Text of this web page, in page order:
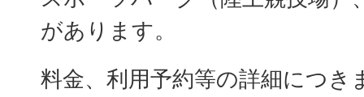
があります。
料金、利用予約等の詳細につき